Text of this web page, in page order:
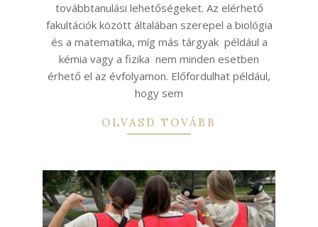
továbbtanulási lehetőségeket. Az elérhető
fakultációk között általában szerepel a biológia
és a matematika, míg más tárgyak például a
kémia vagy a fizika nem minden esetben
érhető el az évfolyamon. Előfordulhat például,
hogy sem
OLVASD TOVÁBB